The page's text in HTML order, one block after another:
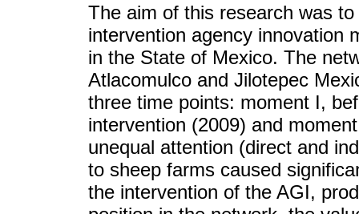
The aim of this research was
intervention agency innovation
in the State of Mexico. The
Atlacomulco and Jilotepec
three time points: moment I,
intervention (2009) and
unequal attention (direct and
to sheep farms caused
the intervention of the AGI,